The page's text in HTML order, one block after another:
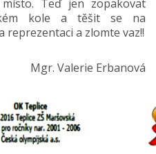
Teď jen zopakovat
kole a těšit se na
reprezentaci a zlomte vaz!!
Mgr. Valerie Erbanová